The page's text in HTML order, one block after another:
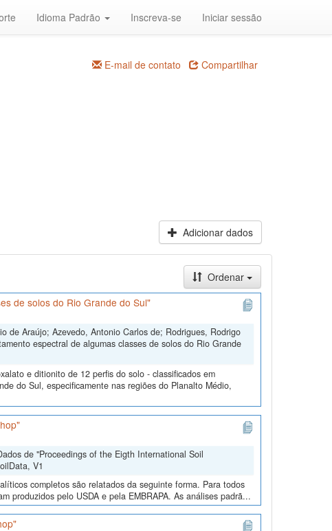
Idioma Padrão Inscreva-se Iniciar sessão
E-mail de contato Compartilhar
Adicionar dados
Ordenar
de solos do Rio Grande do Sul"
de Araújo; Azevedo, Antonio Carlos de; Rodrigues, Rodrigo
espectral de algumas classes de solos do Rio Grande
e ditionito de 12 perfis do solo - classificados em
do Sul, especificamente nas regiões do Planalto Médio,
de "Proceedings of the Eigth International Soil
V1
completos são relatados da seguinte forma. Para todos
produzidos pelo USDA e pela EMBRAPA. As análises padrã...